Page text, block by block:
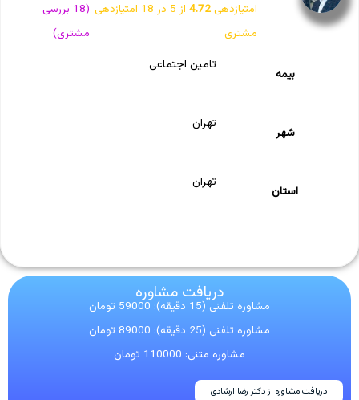
امتیازدهی4.72 از 5 در 18 امتیازدهی
مشتری
(
18 بررسی
مشتری)
بیمه
تامین اجتماعی
شهر
تهران
استان
تهران
دریافت مشاوره
مشاوره تلفنی (15 دقیقه): 59000 تومان
مشاوره تلفنی (25 دقیقه): 89000 تومان
مشاوره متنی: 110000 تومان
دریافت مشاوره از دکتر رضا ارشادی